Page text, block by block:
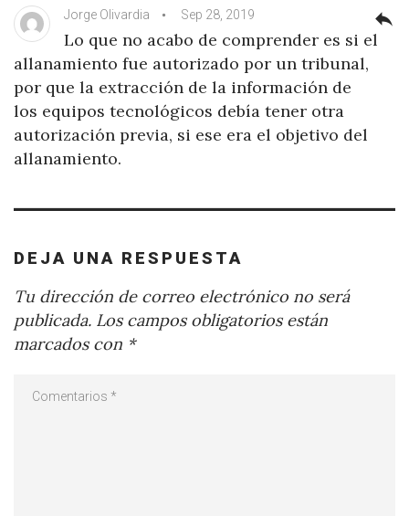
Jorge Olivardia Sep 28, 2019
Lo que no acabo de comprender es si el
allanamiento fue autorizado por un tribunal,
por que la extracción de la información de
los equipos tecnológicos debía tener otra
autorización previa, si ese era el objetivo del
allanamiento.
reply
DEJA UNA RESPUESTA
Tu dirección de correo electrónico no será
publicada. Los campos obligatorios están
marcados con *